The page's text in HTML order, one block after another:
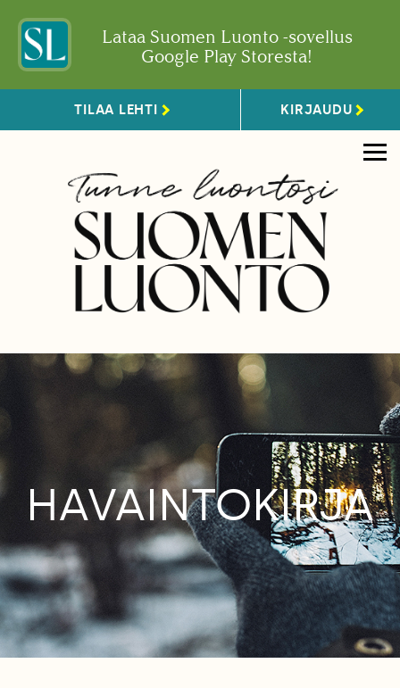
Lataa Suomen Luonto -sovellus
Google Play Storesta!
TILAA LEHTI KIRJAUDU
HAVAINTOKIRJA